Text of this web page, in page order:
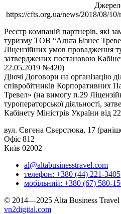
https://cfts.org.ua/news/2018/08/
Реєстр компаній партнерів, які
туризму ТОВ “Альта Бізнес
Ліцензійних умов провадження
затверджених постановою
22.05.2019 №420)
Діючі Договори на організацію
співробітників Корпоративних
Тревел» (на вимогу п.29
туроператорської діяльності,
Кабінету Міністрів України від
вул. Євгена Сверстюка, 17
Офіс 812
Київ 02002
al@altabusinesstravel.com
телефон: +380 (44) 221-3405
мобільний: +380 (67) 580-
© 2014—2025 Alta Business Travel
vn2digital.com